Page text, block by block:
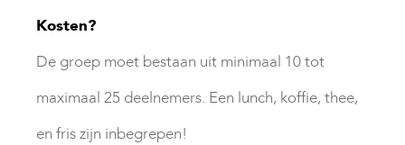
Kosten?
De groep moet bestaan uit minimaal 10 tot
maximaal 25 deelnemers. Een lunch, koffie, thee,
en fris zijn inbegrepen!